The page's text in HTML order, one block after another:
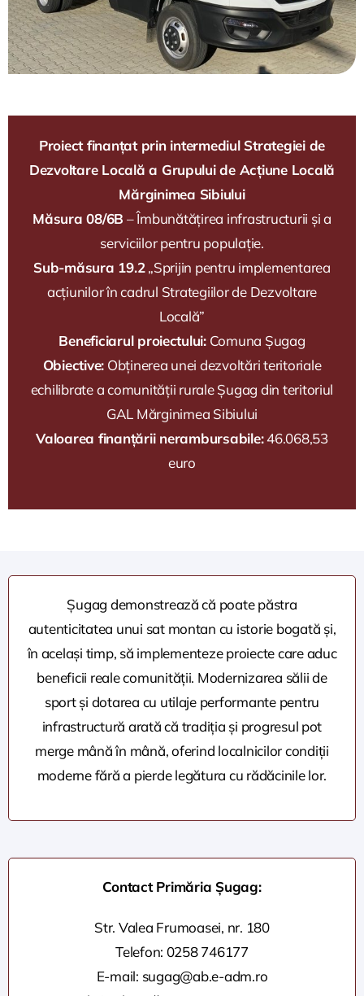
Proiect finanțat prin intermediul Strategiei de
Dezvoltare Locală a Grupului de Acțiune Locală
Mărginimea Sibiului
Măsura 08/6B – Îmbunătățirea infrastructurii și a
serviciilor pentru populație.
Sub-măsura 19.2„Sprijin pentru implementarea
acțiunilor în cadrul Strategiilor de Dezvoltare
Locală”
Beneficiarul proiectului:Comuna Șugag
Obiective: Obținerea unei dezvoltări teritoriale
echilibrate a comunității rurale Șugag din teritoriul
GAL Mărginimea Sibiului
Valoarea finanțării nerambursabile:46.068,53
euro
Șugag demonstrează că poate păstra
autenticitatea unui sat montan cu istorie bogată și,
în același timp, să implementeze proiecte care aduc
beneficii reale comunității. Modernizarea sălii de
sport și dotarea cu utilaje performante pentru
infrastructură arată că tradiția și progresul pot
merge mână în mână, oferind localnicilor condiții
moderne fără a pierde legătura cu rădăcinile lor.
Contact Primăria Șugag:
Str. Valea Frumoasei, nr. 180
Telefon: 0258 746177
E-mail: sugag@ab.e-adm.ro